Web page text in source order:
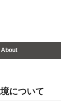
About
について